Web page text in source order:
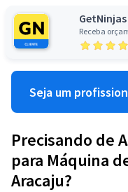
Receba
Seja um
Precisando de
para Máquina
Aracaju?